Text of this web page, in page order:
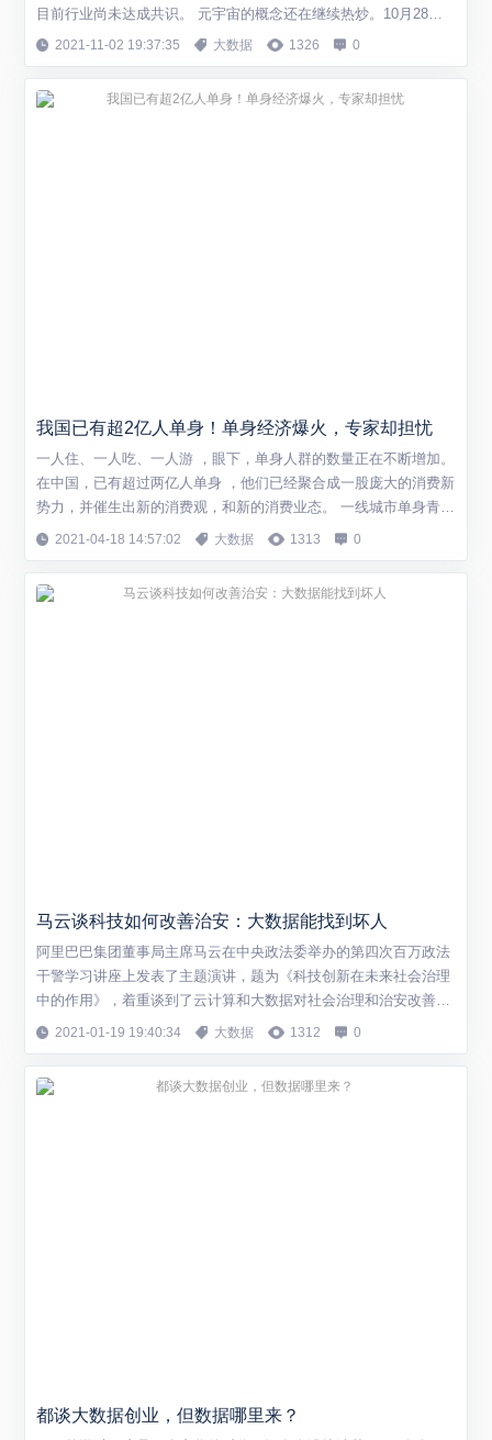
目前行业尚未达成共识。 元宇宙的概念还在继续热炒。10月28
日，Facebook宣布改名为Mate，并宣布未来五年要做元宇宙公
司，同时组建个上万人的团队开发元宇宙。 “现在元宇宙最需要的
是冷静和务实，在明年下半年，或是后年，潮水会褪去，那个时候
才会知道哪个公...
2021-11-02 19:37:35 大数据 1326 0
我国已有超2亿人单身！单身经济爆火，专家却担忧
一人住、一人吃、一人游 ，眼下，单身人群的数量正在不断增加。
在中国，已有超过两亿人单身 ，他们已经聚合成一股庞大的消费新
势力，并催生出新的消费观，和新的消费业态。 一线城市单身青年
40%为“月光族” 一位网名叫蒂凡尼的女士今年31岁，是一位在上海
钱。 由于没有家庭负担，很...
2021-04-18 14:57:02 大数据 1313 0
马云谈科技如何改善治安：大数据能找到坏人
阿里巴巴集团董事局主席马云在中央政法委举办的第四次百万政法
干警学习讲座上发表了主题演讲，题为《科技创新在未来社会治理
中的作用》，着重谈到了云计算和大数据对社会治理和治安改善起
到的作用。马云表示：“大数据应该提前把坏人找出来。” 以下为演
葛亮”，就是有预防机制。 什么叫信...
2021-01-19 19:40:34 大数据 1312 0
都谈大数据创业，但数据哪里来？